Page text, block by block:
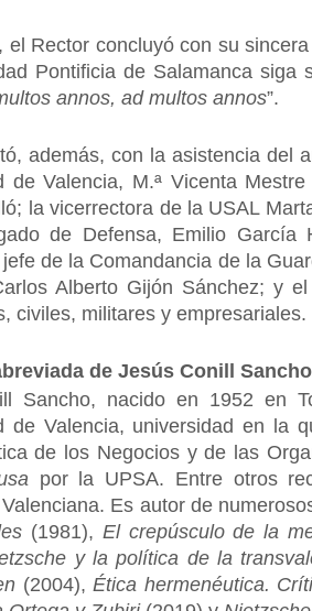
el Rector concluyó con su
Pontificia de Salamanca
annos, ad multos annos”.
además, con la asistencia del
de Valencia, M.ª Vicenta
la vicerrectora de la USAL
de Defensa, Emilio
de la Comandancia de la
Alberto Gijón Sánchez; y
civiles, militares y empresariales.
de Jesús Conill Sancho
Sancho, nacido en 1952 en
de Valencia, universidad en la
de los Negocios y de las
por la UPSA. Entre otros
Es autor de
(1981), El crepúsculo de la
y la política de la
(2004),Ética hermenéutica.